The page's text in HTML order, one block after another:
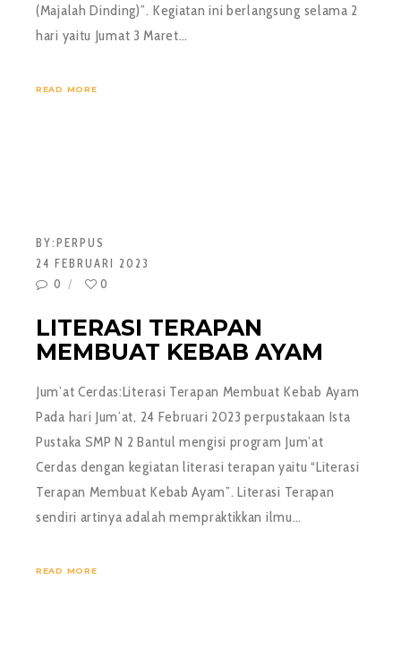
(Majalah Dinding)”. Kegiatan ini berlangsung selama 2
hari yaitu Jumat 3 Maret…
READ MORE
BY:PERPUS
24 FEBRUARI 2023
0
0
LITERASI TERAPAN
MEMBUAT KEBAB AYAM
Jum’at Cerdas:Literasi Terapan Membuat Kebab Ayam
Pada hari Jum’at, 24 Februari 2023 perpustakaan Ista
Pustaka SMP N 2 Bantul mengisi program Jum’at
Cerdas dengan kegiatan literasi terapan yaitu “Literasi
Terapan Membuat Kebab Ayam”. Literasi Terapan
sendiri artinya adalah mempraktikkan ilmu…
READ MORE